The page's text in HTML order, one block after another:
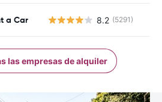
a Car 8.2 (5291)
las empresas de alquiler